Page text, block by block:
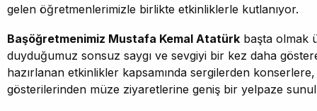
gelen öğretmenlerimizle birlikte etkinliklerle kutlanıyor.
Başöğretmenimiz Mustafa Kemal Atatürk başta olmak
duyduğumuz sonsuz saygı ve sevgiyi bir kez daha
hazırlanan etkinlikler kapsamında sergilerden
gösterilerinden müze ziyaretlerine geniş bir yelpaze